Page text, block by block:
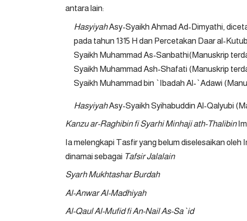
antara lain:
HasyiyahAsy-Syaikh Ahmad Ad-Dimyathi,
pada tahun 1315 H dan Percetakan Daar al-
Syaikh Muhammad As-Sanbathi(Manuskrip
Syaikh Muhammad Ash-Shafati (Manuskrip
Syaikh Muhammad bin `Ibadah Al-`Adawi
HasyiyahAsy-Syaikh Syihabuddin Al-Qalyubi
Kanzu ar-Raghibin fi Syarhi Minhaji ath-Thalibin
Ia melengkapi Tasfir yang belum diselesaikan oleh
dinamai sebagai Tafsir Jalalain
Syarh Mukhtashar Burdah
Al-Anwar Al-Madhiyah
Al-Qaul Al-Mufid fi An-Nail As-Sa`id